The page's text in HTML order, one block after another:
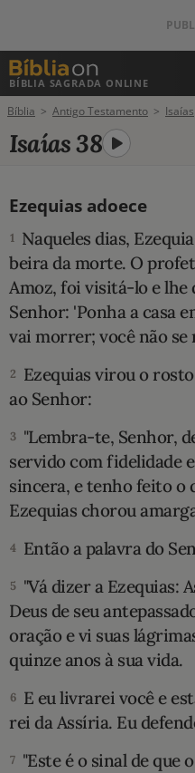
BÍBLIA SAGRADA ONLINE
ANTIGO TESTAMENTO
VERSÍCULOS
VERSÍCULO DO DIA
PALAVRA DO DIA
SALMO DO DIA
DEVOCIONAL DIÁRIO
10 MANDAMENTOS
ESTUDOS BÍBLICOS
TEMAS
PERGUNTE À BÍBLIA
TERMO BÍBLICO
QUEM SOMOS
LOJA BÍBLIAON
Bíblia Antigo Testamento Isaías
Isaías 38
Ezequias adoece
1 Naqueles dias,
beira da morte. O
Amoz, foi visitá-lo e lhe
Senhor: 'Ponha a casa
vai morrer; você não se
2 Ezequias virou o
ao Senhor:
3 "Lembra-te, Senhor,
servido com fidelidade
sincera, e tenho feito o
Ezequias chorou
4 Então a palavra do
5 "Vá dizer a Ezequias:
Deus de seu
oração e vi suas
quinze anos à sua vida.
6 E eu livrarei você e
rei da Assíria. Eu
7 "Este é o sinal de que